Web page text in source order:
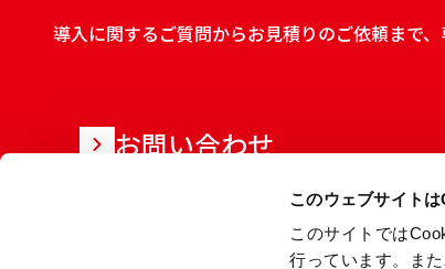
このウェブサイト
このサイトでは
行っています。ま
導入に関するご質問からお見積りのご依頼まで
お問い合わせ